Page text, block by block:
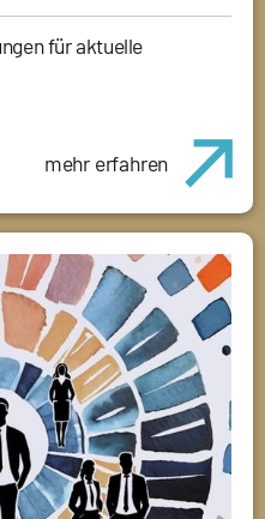
für aktuelle
mehr erfahren